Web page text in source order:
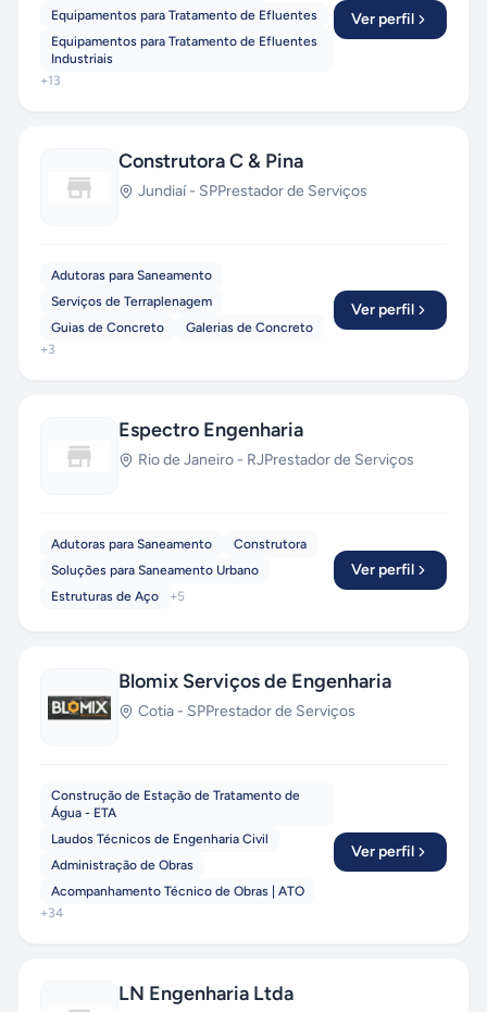
Equipamentos para Tratamento de Efluentes
Equipamentos para Tratamento de Efluentes
Industriais
+13
Ver perfil
Construtora C & Pina
Jundiaí- SPPrestador de Serviços
Adutoras para Saneamento
Serviços de Terraplenagem
Guias de Concreto
Galerias de Concreto
+3
Ver perfil
Espectro Engenharia
Rio de Janeiro - RJPrestador de Serviços
Adutoras para Saneamento
Construtora
Soluções para Saneamento Urbano
Estruturas de Aço
+5
Ver perfil
Blomix Serviços de Engenharia
Cotia - SPPrestador de Serviços
Construção de Estação de Tratamento de
Água - ETA
Laudos Técnicos de Engenharia Civil
Administração de Obras
Acompanhamento Técnico de Obras | ATO
+34
Ver perfil
LN Engenharia Ltda